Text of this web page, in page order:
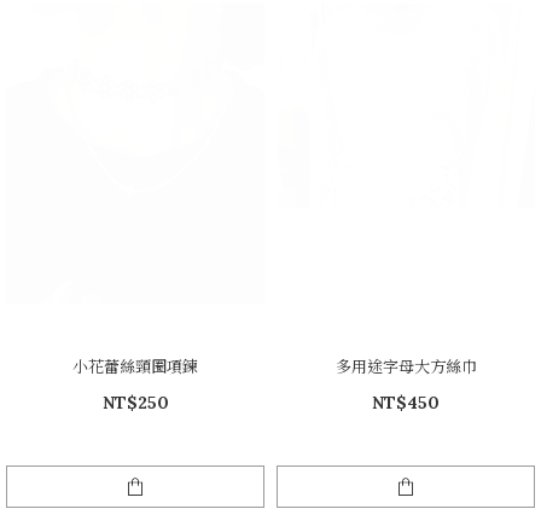
小花蕾絲頸圈項鍊
NT$250
多用途字母大方絲巾
NT$450